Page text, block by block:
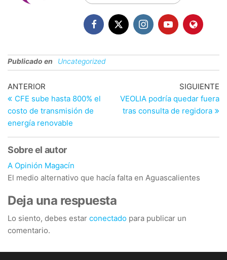
Publicado en Uncategorized
Navegación
de
entradas
Entrada
anterior
ANTERIOR
CFE sube hasta 800% el
costo de transmisión de
energía renovable
SIGUIENTE
VEOLIA podría quedar fuera
tras consulta de regidora
Sobre el autor
A Opinión Magacín
El medio alternativo que hacía falta en Aguascalientes
Deja una respuesta
Lo siento, debes estar conectado para publicar un
comentario.